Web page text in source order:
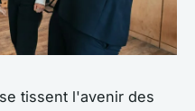
tissent l'avenir des